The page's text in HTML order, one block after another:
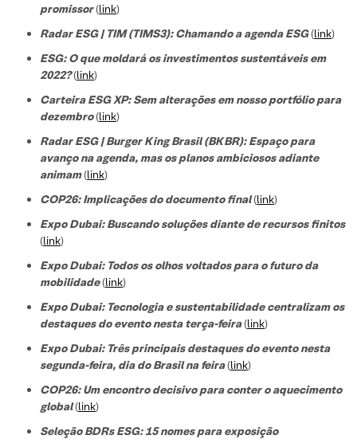
promissor(link)
Radar ESG | TIM (TIMS3): Chamando a agenda ESG(link)
ESG: O que moldará os investimentos sustentáveis em
2022?(link)
Carteira ESG XP: Sem alterações em nosso portfólio para
dezembro(link)
Radar ESG | Burger King Brasil (BKBR): Espaço para
avanço na agenda, mas os planos ambiciosos adiante
animam(link)
COP26: Implicações do documento final(link)
Expo Dubai: Buscando soluções diante de recursos finitos
(link)
Expo Dubai: Todos os olhos voltados para o futuro da
mobilidade(link)
Expo Dubai: Tecnologia e sustentabilidade centralizam os
destaques do evento nesta terça-feira(link)
Expo Dubai: Três principais destaques do evento nesta
segunda-feira, dia do Brasil na feira(link)
COP26: Um encontro decisivo para conter o aquecimento
global(link)
Seleção BDRs ESG​: 15 nomes para exposição